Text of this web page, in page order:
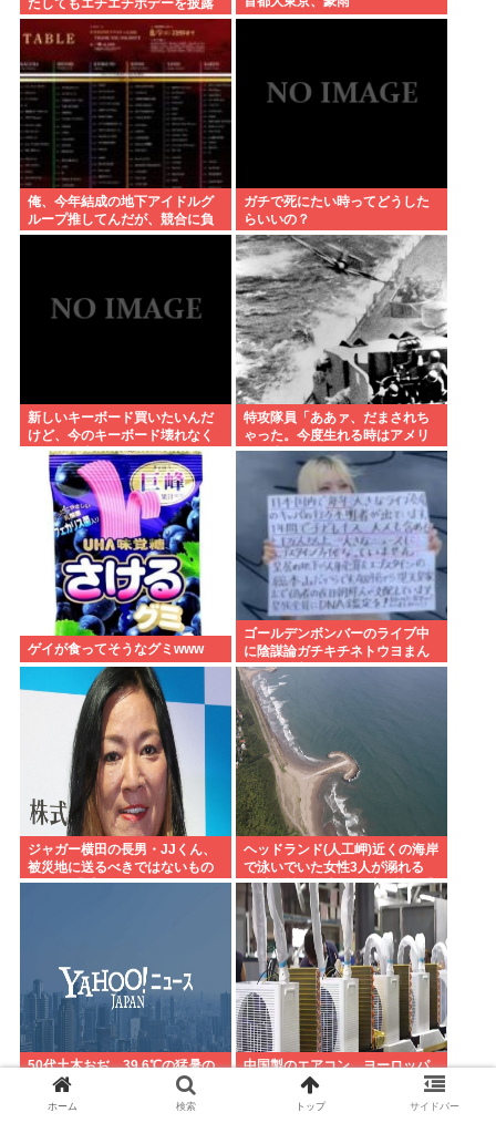
たしてもエチエチボデーを披露
www
俺、今年結成の地下アイドルグ
ループ推してんだが、競合に負
けてる。
ガチで死にたい時ってどうした
らいいの？
新しいキーボード買いたいんだ
けど、今のキーボード壊れなく
て買う理由が見つからない
特攻隊員「ああァ、だまされち
ゃった。今度生れる時はアメリ
カへ生れるぞ」
ゲイが食ってそうなグミwww
ゴールデンボンバーのライブ中
に陰謀論ガチキチネトウヨまん
さんが乱入www
ジャガー横田の長男・JJくん、
被災地に送るべきではないもの
とは？ 「千羽鶴… めちゃくちゃ
ヘッドランド(人工岬)近くの海岸
で泳いでいた女性3人が溺れる
23歳女性が死亡、24歳女性が重
体
50代土木おぢ、39.6℃の猛暑の
中で作業→熱中症疑いで死亡…
中国製のエアコン、ヨーロッパ
でバカ売れ
ホーム 検索 トップ サイドバー